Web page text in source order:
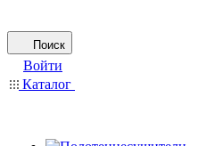
Поиск
Войти
Каталог